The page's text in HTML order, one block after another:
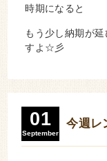
時期になると
もう少し納期が
すよ☆彡
01
September
今週レ